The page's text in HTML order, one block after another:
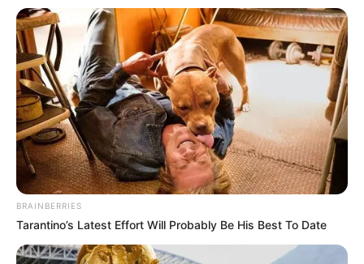
BRAINBERRIES
Tarantino’s Latest Effort Will Probably Be His Best To Date